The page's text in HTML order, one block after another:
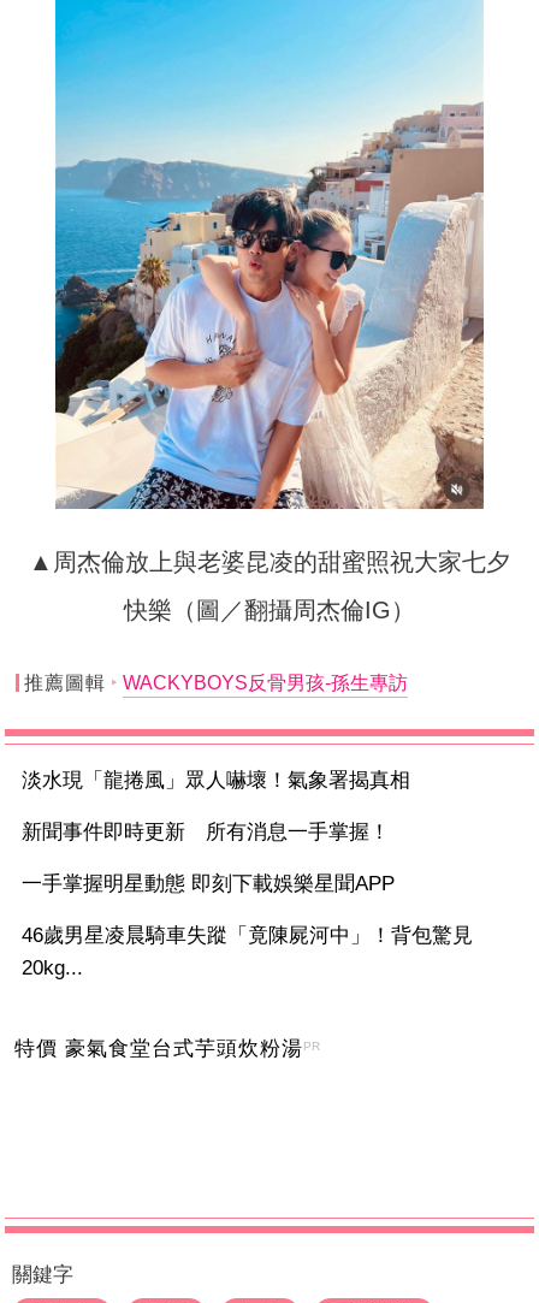
▲周杰倫放上與老婆昆凌的甜蜜照祝大家七夕
快樂（圖／翻攝周杰倫IG）
推薦圖輯 WACKYBOYS反骨男孩-孫生專訪
淡水現「龍捲風」眾人嚇壞！氣象署揭真相
新聞事件即時更新 所有消息一手掌握！
一手掌握明星動態 即刻下載娛樂星聞APP
46歲男星凌晨騎車失蹤「竟陳屍河中」！背包驚見
20kg...
特價 豪氣食堂台式芋頭炊粉湯 PR
關鍵字